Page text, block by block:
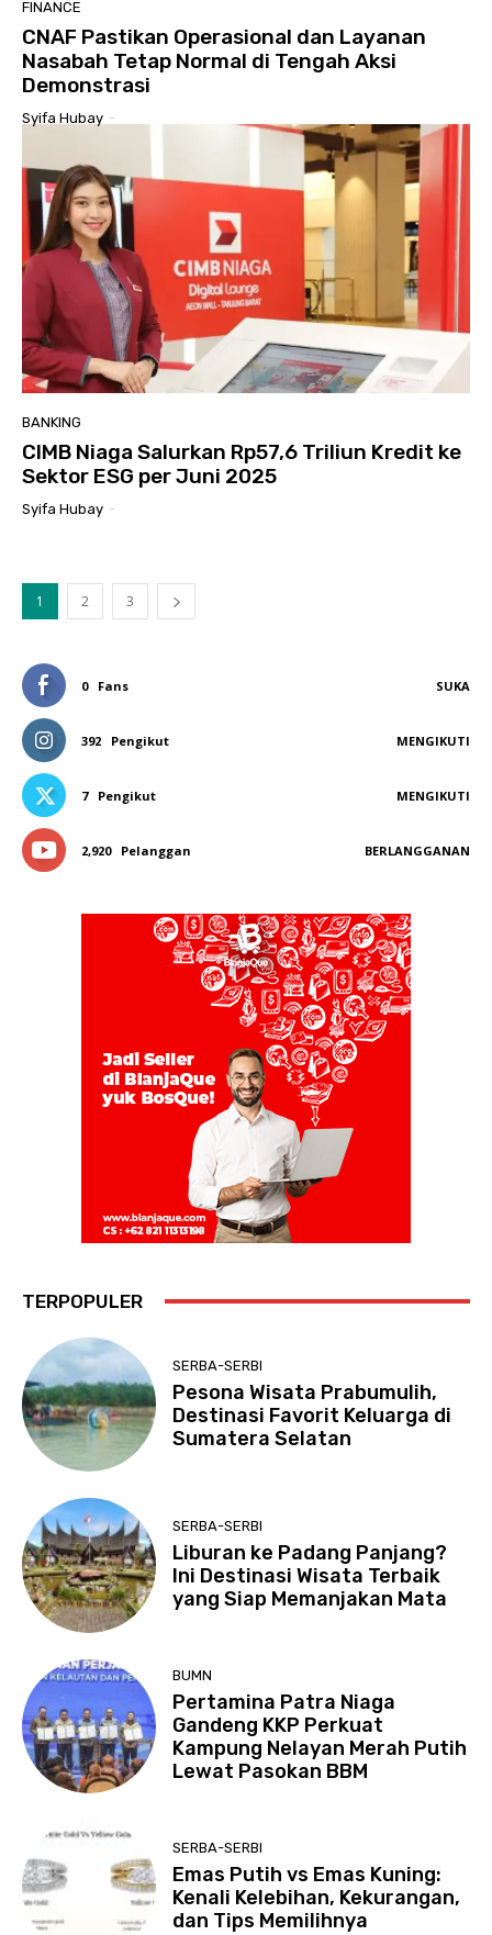
FINANCE
CNAF Pastikan Operasional dan Layanan
Nasabah Tetap Normal di Tengah Aksi
Demonstrasi
Syifa Hubay -
BANKING
CIMB Niaga Salurkan Rp57,6 Triliun Kredit ke
Sektor ESG per Juni 2025
Syifa Hubay -
1 2 3
0 Fans SUKA
392 Pengikut MENGIKUTI
7 Pengikut MENGIKUTI
2,920 Pelanggan BERLANGGANAN
TERPOPULER
SERBA-SERBI
Pesona Wisata Prabumulih,
Destinasi Favorit Keluarga di
Sumatera Selatan
SERBA-SERBI
Liburan ke Padang Panjang?
Ini Destinasi Wisata Terbaik
yang Siap Memanjakan Mata
BUMN
Pertamina Patra Niaga
Gandeng KKP Perkuat
Kampung Nelayan Merah Putih
Lewat Pasokan BBM
SERBA-SERBI
Emas Putih vs Emas Kuning:
Kenali Kelebihan, Kekurangan,
dan Tips Memilihnya